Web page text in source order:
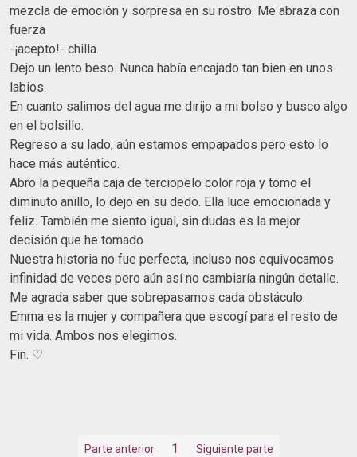
mezcla de emoción y sorpresa en su rostro. Me abraza con
fuerza
-¡acepto!- chilla.
Dejo un lento beso. Nunca había encajado tan bien en unos
labios.
En cuanto salimos del agua me dirijo a mi bolso y busco algo
en el bolsillo.
Regreso a su lado, aún estamos empapados pero esto lo
hace más auténtico.
Abro la pequeña caja de terciopelo color roja y tomo el
diminuto anillo, lo dejo en su dedo. Ella luce emocionada y
feliz. También me siento igual, sin dudas es la mejor
decisión que he tomado.
Nuestra historia no fue perfecta, incluso nos equivocamos
infinidad de veces pero aún así no cambiaría ningún detalle.
Me agrada saber que sobrepasamos cada obstáculo.
Emma es la mujer y compañera que escogí para el resto de
mi vida. Ambos nos elegimos.
Fin. ♡
Parte anterior 1 Siguiente parte